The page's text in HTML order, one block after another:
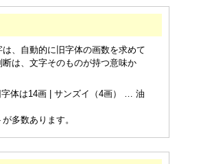
、自動的に旧字体の画数を求めて
は、文字そのものが持つ意味か
体は14画 | サンズイ（4画） … 油
多数あります。